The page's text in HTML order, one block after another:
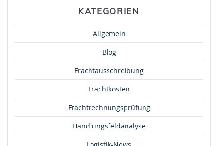
KATEGORIEN
Allgemein
Blog
Frachtausschreibung
Frachtkosten
Frachtrechnungsprüfung
Handlungsfeldanalyse